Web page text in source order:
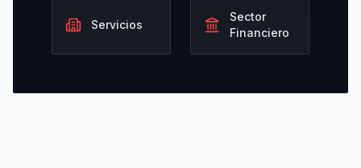
Servicios
Sector
Financiero